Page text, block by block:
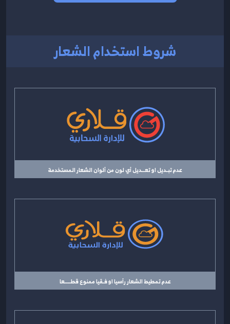
شروط استخدام الشعار
عدم تبـديل او تعــديل أي لون من ألوان الشعار المستخدمة
عدم تمطيط الشعار رأسيا او فـقيا ممنوع قطــــعا